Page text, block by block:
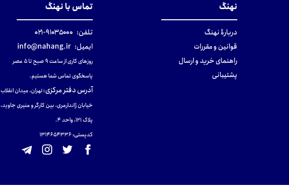
نهنگ
دربارهٔ نهنگ
قوانین و مقررات
راهنمای خرید و ارسال
پشتیبانی
تماس با نهنگ
تلفن: ۹۱۰۳۵۰۰۰-۰۲۱
ایمیل: info@nahang.ir
روزهای کاری از ساعت ۹ صبح تا ۵ عصر
پاسخگوی تماس شما هستیم.
آدرس دفتر مرکزی:تهران، میدان انقلاب
خیابان ژاندارمری، بین کارگر و منیری جاوید،
پلاک 121، واحد ۴.
کدپستی: 131465433۶